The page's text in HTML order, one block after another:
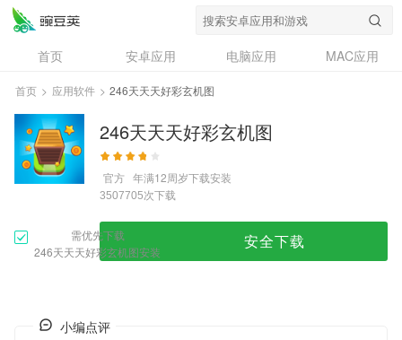
首页 安卓应用 电脑应用
MAC应用
资讯
专题
问答
首页 > 应用软件 > 246天天天好彩玄机图
246天天天好彩玄机图
官方 年满12周岁下载安装
3507705次下载
需优先下载
246天天天好彩玄机图安装
安全下载
小编点评